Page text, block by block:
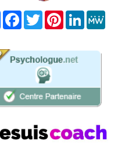
Share FacebookTwitterPinterest
LinkedIn